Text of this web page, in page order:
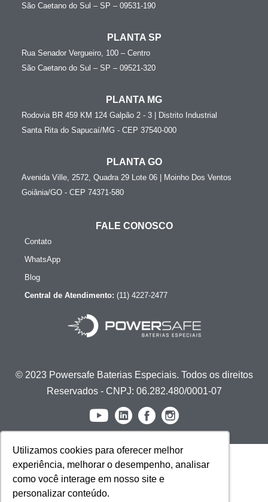
Utilizamos cookies para oferecer melhor
experiência, melhorar o desempenho, analisar
como você interage em nosso site e
personalizar conteúdo.
São Caetano do Sul – SP – 09531-190
PLANTA SP
Rua Senador Vergueiro, 100 – Centro
São Caetano do Sul – SP – 09521-320
PLANTA MG
Rodovia BR 459 KM 124 Galpão 2 - 3 | Distrito Industrial
Santa Rita do Sapucaí/MG - CEP 37540-000
PLANTA GO
Avenida Ville, 2572, Quadra 29 Lote 06 | Moinho Dos Ventos
Goiânia/GO - CEP 74371-580
FALE CONOSCO
Contato
WhatsApp
Blog
Central de Atendimento: (11) 4227-2477
© 2023 Powersafe Baterias Especiais. Todos os direitos
Reservados - CNPJ: 06.282.480/0001-07